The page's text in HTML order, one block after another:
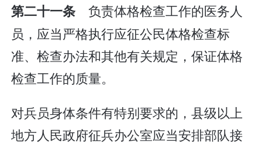
第二十一条 负责体格检查工作的医务人
员，应当严格执行应征公民体格检查标
准、检查办法和其他有关规定，保证体格
检查工作的质量。
对兵员身体条件有特别要求的，县级以上
地方人民政府征兵办公室应当安排部队接